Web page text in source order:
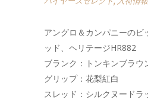
アングロ＆カンパニーのビ
ッド、ヘリテージHR882
ブランク：トンキンブラウ
グリップ：花梨紅白
スレッド：シルクヌードラ